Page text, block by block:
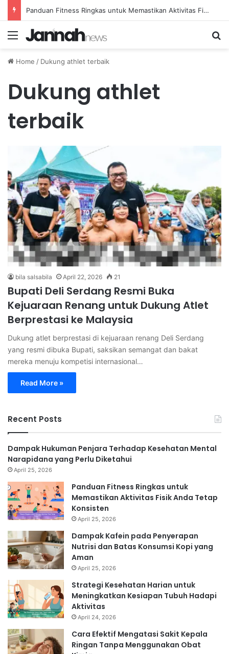
Panduan Fitness Ringkas untuk Memastikan Aktivitas Fisik Anda Tetap Konsisten
Menu
Home / Dukung athlet terbaik
Dukung athlet
terbaik
bila salsabila April 22, 2026 21
Bupati Deli Serdang Resmi Buka
Kejuaraan Renang untuk Dukung Atlet
Berprestasi ke Malaysia
Dukung atlet berprestasi di kejuaraan renang Deli Serdang
yang resmi dibuka Bupati, saksikan semangat dan bakat
mereka menuju kompetisi internasional…
Read More »
Recent Posts
Dampak Hukuman Penjara Terhadap Kesehatan Mental
Narapidana yang Perlu Diketahui
April 25, 2026
Panduan Fitness Ringkas untuk
Memastikan Aktivitas Fisik Anda Tetap
Konsisten
April 25, 2026
Dampak Kafein pada Penyerapan
Nutrisi dan Batas Konsumsi Kopi yang
Aman
April 25, 2026
Strategi Kesehatan Harian untuk
Meningkatkan Kesiapan Tubuh Hadapi
Aktivitas
April 24, 2026
Cara Efektif Mengatasi Sakit Kepala
Ringan Tanpa Menggunakan Obat